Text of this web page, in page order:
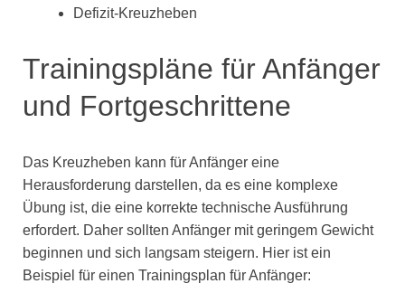
Defizit-Kreuzheben
Trainingspläne für Anfänger
und Fortgeschrittene
Das Kreuzheben kann für Anfänger eine
Herausforderung darstellen, da es eine komplexe
Übung ist, die eine korrekte technische Ausführung
erfordert. Daher sollten Anfänger mit geringem Gewicht
beginnen und sich langsam steigern. Hier ist ein
Beispiel für einen Trainingsplan für Anfänger: